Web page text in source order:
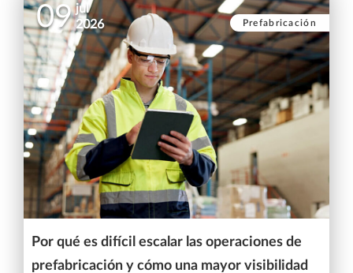
09 jul
2026
Prefabricación
Por qué es difícil escalar las operaciones de
prefabricación y cómo una mayor visibilidad